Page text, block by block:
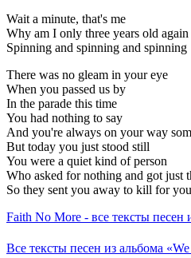
Wait a minute, that's me
Why am I only three years old again
Spinning and spinning and spinning
There was no gleam in your eye
When you passed us by
In the parade this time
You had nothing to say
And you're always on your way
But today you just stood still
You were a quiet kind of person
Who asked for nothing and got just
So they sent you away to kill for
Faith No More - все тексты песен
Все тексты песен из альбома